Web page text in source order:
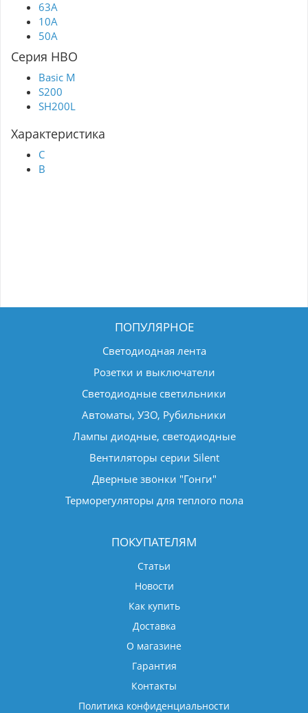
63A
10A
50A
Серия НВО
Basic M
S200
SH200L
Характеристика
C
B
ПОПУЛЯРНОЕ
Светодиодная лента
Розетки и выключатели
Светодиодные светильники
Автоматы, УЗО, Рубильники
Лампы диодные, светодиодные
Вентиляторы серии Silent
Дверные звонки "Гонги"
Терморегуляторы для теплого пола
ПОКУПАТЕЛЯМ
Статьи
Новости
Как купить
Доставка
О магазине
Гарантия
Контакты
Политика конфиденциальности